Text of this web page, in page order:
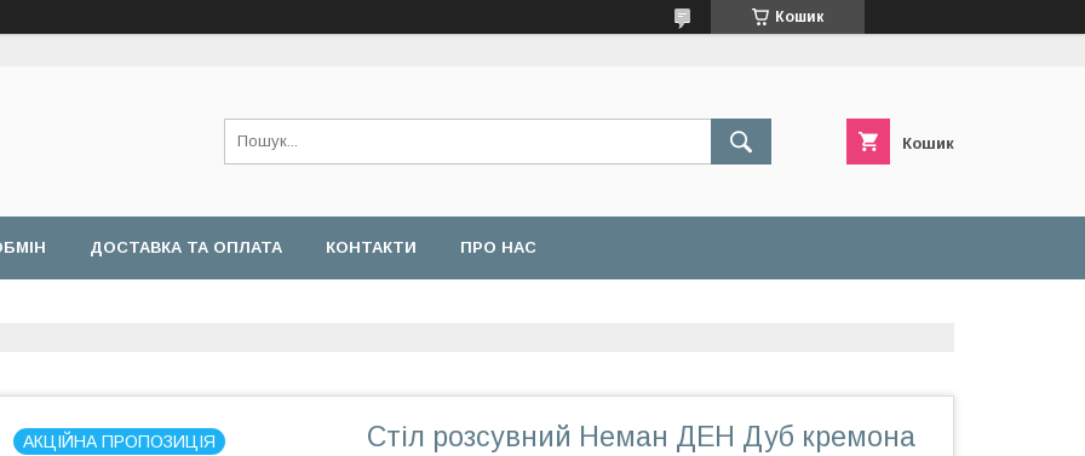
Кошик
Кошик
ДОСТАВКА ТА ОПЛАТА КОНТАКТИ ПРО НАС
АКЦІЙНА ПРОПОЗИЦІЯ
Стіл розсувний Неман ДЕН Дуб кремона